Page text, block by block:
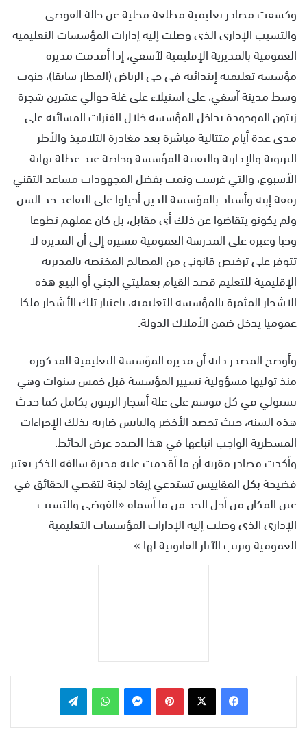
وكشفت مصادر تعليمية مطلعة محلية عن حالة الفوضى
والتسيب الإداري الذي وصلت إليه إدارات المؤسسات التعليمية
العمومية بالمديرية الإقليمية لآسفي، إذا أقدمت مديرة
مؤسسة تعليمية إبتدائية في حي الرياض (المطار سابقا)، جنوب
وسط مدينة آسفي، على استيلاء على غلة حوالي عشرين شجرة
زيتون الموجودة بداخل المؤسسة خلال الفترات المسائية على
مدى عدة أيام متتالية مباشرة بعد مغادرة التلاميذ والأطر
التربوية والإدارية والتقنية المؤسسة وخاصة عند عطلة نهاية
الأسبوع، والتي غرست ونمت بفضل المجهودات مساعد التقني
رفقة إبنه وأستاذ بالمؤسسة الذين أحيلوا على التقاعد حد السن
ولم يكونو يتقاضوا عن ذلك أي مقابل، بل كان عملهم تطوعا
وحبا وغيرة على المدرسة العمومية مشيرة إلى أن المديرة لا
تتوفر على ترخيص قانوني من المصالح المختصة بالمديرية
الإقليمية للتعليم قصد القيام بعمليتي الجني أو البيع هذه
الاشجار المثمرة بالمؤسسة التعليمية، باعتبار تلك الأشجار ملكا
عموميا يدخل ضمن الأملاك الدولة.
وأوضح المصدر ذاته أن مديرة المؤسسة التعليمية المذكورة
منذ توليها مسؤولية تسيير المؤسسة قبل خمس سنوات وهي
تستولي في كل موسم على غلة أشجار الزيتون بكامل كما حدث
هذه السنة، حيث تحصد الأخضر واليابس ضاربة بذلك الإجراءات
المسطرية الواجب اتباعها في هذا الصدد عرض الحائط.
وأكدت مصادر مقربة أن ما أقدمت عليه مديرة سالفة الذكر يعتبر
فضيحة بكل المقاييس تستدعي إيفاد لجنة لتقصي الحقائق في
عين المكان من أجل الحد من ما أسماه «الفوضى والتسيب
الإداري الذي وصلت إليه الإدارات المؤسسات التعليمية
العمومية وترتب الآثار القانونية لها ».
بينتيريست واتساب